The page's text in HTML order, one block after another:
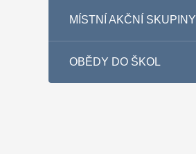
MÍSTNÍ AKČNÍ SKUPINY
OBĚDY DO ŠKOL